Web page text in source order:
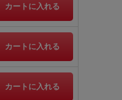
カートに入れる
カートに入れる
カートに入れる